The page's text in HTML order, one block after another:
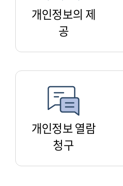
개인정보의 제
공
개인정보 열람
청구